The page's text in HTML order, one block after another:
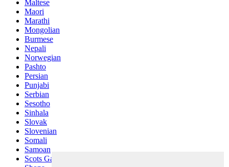
Maltese
Maori
Marathi
Mongolian
Burmese
Nepali
Norwegian
Pashto
Persian
Punjabi
Serbian
Sesotho
Sinhala
Slovak
Slovenian
Somali
Samoan
Scots Gaelic